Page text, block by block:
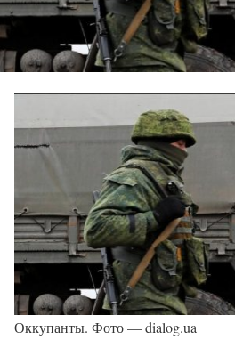
Оккупанты. Фото — dialog.ua